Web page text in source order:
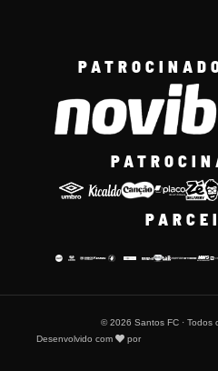
© 2026 Santos FC · Todos
Desenvolvido com
por